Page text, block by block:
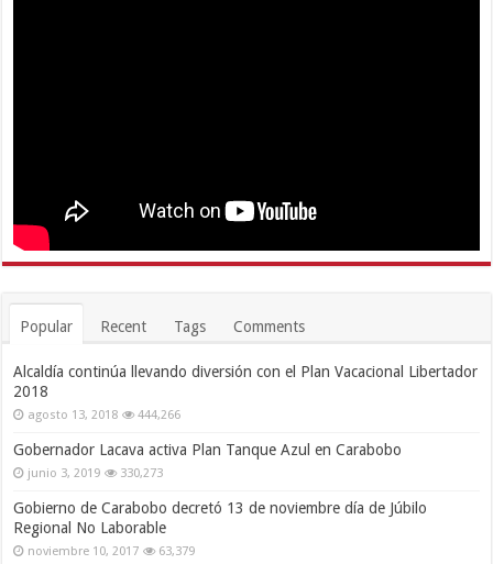
Popular Recent Tags Comments
Alcaldía continúa llevando diversión con el Plan Vacacional Libertador
2018
agosto 13, 2018 444,266
Gobernador Lacava activa Plan Tanque Azul en Carabobo
junio 3, 2019 330,273
Gobierno de Carabobo decretó 13 de noviembre día de Júbilo
Regional No Laborable
noviembre 10, 2017 63,379